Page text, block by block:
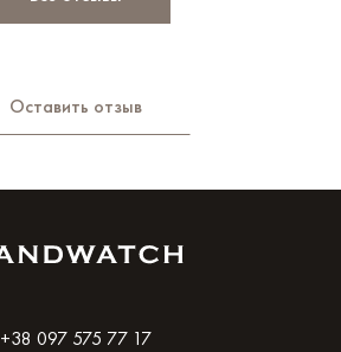
Оставить отзыв
+38 097 575 77 17